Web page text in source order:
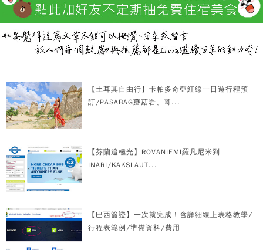
【土耳其自由行】卡帕多奇亞紅線一日遊行程預
訂/PASABAG蘑菇岩、哥...
【芬蘭追極光】ROVANIEMI羅凡尼米到
INARI/KAKSLAUT...
【巴西簽證】一次就完成！含詳細線上表格教學/
行程表範例/準備資料/費用